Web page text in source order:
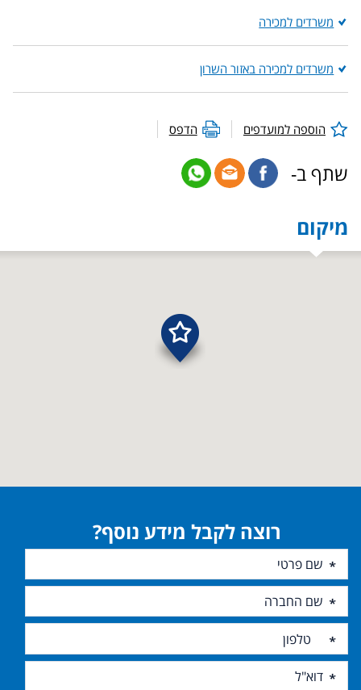
משרדים למכירה
משרדים למכירה באזור השרון
הוספה למועדפים הדפס
שתף ב-
מיקום
רוצה לקבל מידע נוסף?